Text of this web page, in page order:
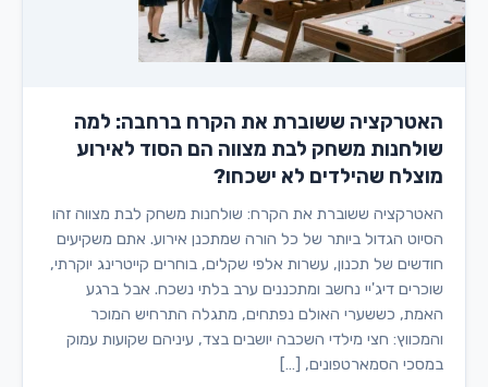
האטרקציה ששוברת את הקרח ברחבה: למה
שולחנות משחק לבת מצווה הם הסוד לאירוע
מוצלח שהילדים לא ישכחו?
האטרקציה ששוברת את הקרח: שולחנות משחק לבת מצווה זהו
הסיוט הגדול ביותר של כל הורה שמתכנן אירוע. אתם משקיעים
חודשים של תכנון, עשרות אלפי שקלים, בוחרים קייטרינג יוקרתי,
שוכרים דיג'יי נחשב ומתכננים ערב בלתי נשכח. אבל ברגע
האמת, כששערי האולם נפתחים, מתגלה התרחיש המוכר
והמכווץ: חצי מילדי השכבה יושבים בצד, עיניהם שקועות עמוק
במסכי הסמארטפונים, […]